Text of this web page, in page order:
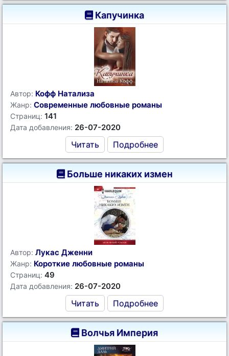
Капучинка
Автор: Кофф Натализа
Жанр: Современные любовные романы
Страниц: 141
Дата добавления: 26-07-2020
Читать Подробнее
Больше никаких измен
Автор: Лукас Дженни
Жанр: Короткие любовные романы
Страниц: 49
Дата добавления: 26-07-2020
Читать Подробнее
Волчья Империя